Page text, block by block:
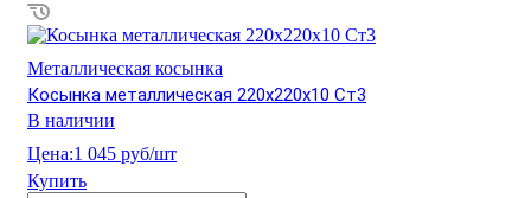
Металлическая косынка
Косынка металлическая 220х220х10 Ст3
В наличии
Цена:1 045 руб/шт
Купить